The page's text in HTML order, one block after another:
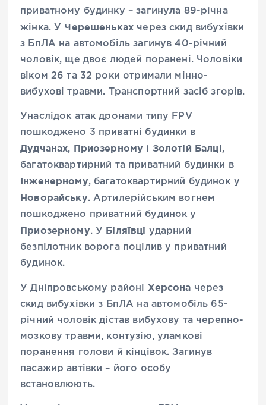
приватному будинку – загинула 89-річна
жінка. У Черешеньках через скид вибухівки
з БпЛА на автомобіль загинув 40-річний
чоловік, ще двоє людей поранені. Чоловіки
віком 26 та 32 роки отримали мінно-
вибухові травми. Транспортний засіб згорів.
Унаслідок атак дронами типу FPV
пошкоджено 3 приватні будинки в
Дудчанах, Приозерному і Золотій Балці,
багатоквартирний та приватний будинки в
Інженерному, багатоквартирний будинок у
Новорайську. Артилерійським вогнем
пошкоджено приватний будинок у
Приозерному. У Біляївці ударний
безпілотник ворога поцілив у приватний
будинок.
У Дніпровському районі Херсона через
скид вибухівки з БпЛА на автомобіль 65-
річний чоловік дістав вибухову та черепно-
мозкову травми, контузію, уламкові
поранення голови й кінцівок. Загинув
пасажир автівки – його особу
встановлюють.